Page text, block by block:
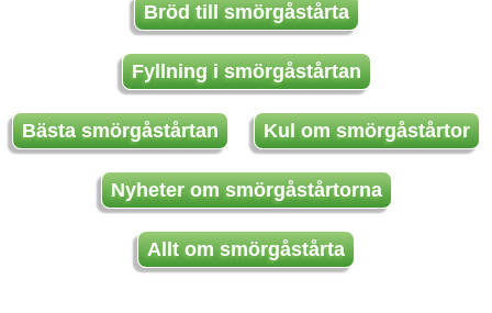
Bröd till smörgåstårta
Fyllning i smörgåstårtan
Bästa smörgåstårtan Kul om smörgåstårtor
Nyheter om smörgåstårtorna
Allt om smörgåstårta